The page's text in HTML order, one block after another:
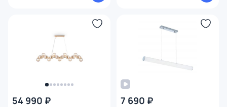
54 990 ₽ 7 690 ₽